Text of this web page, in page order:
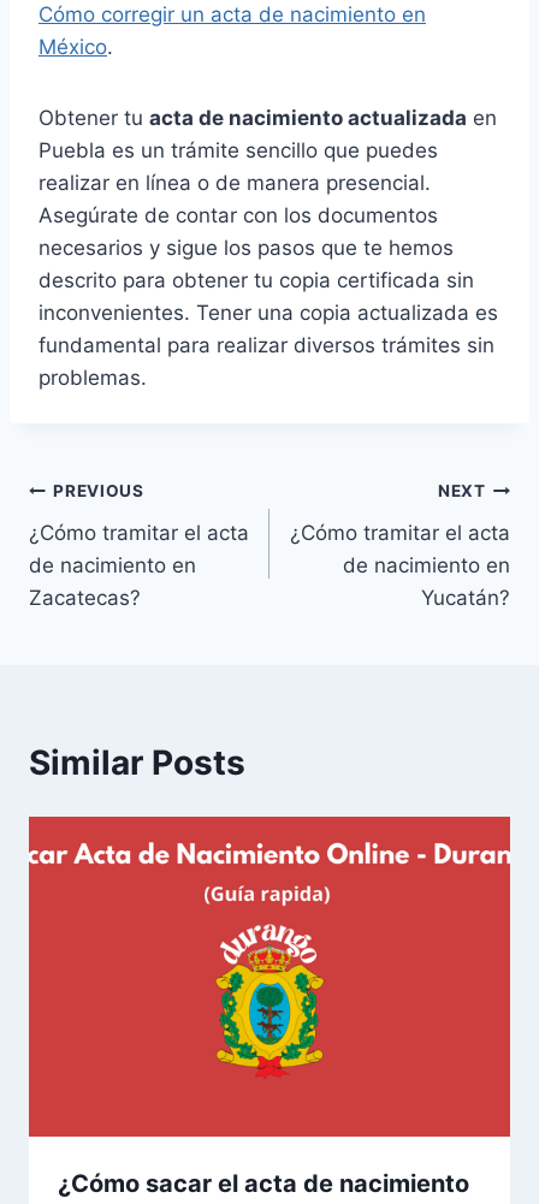
Cómo corregir un acta de nacimiento en
México.
Obtener tu acta de nacimiento actualizada en
Puebla es un trámite sencillo que puedes
realizar en línea o de manera presencial.
Asegúrate de contar con los documentos
necesarios y sigue los pasos que te hemos
descrito para obtener tu copia certificada sin
inconvenientes. Tener una copia actualizada es
fundamental para realizar diversos trámites sin
problemas.
Navegación
de
entradas
PREVIOUS
¿Cómo tramitar el acta
de nacimiento en
Zacatecas?
NEXT
¿Cómo tramitar el acta
de nacimiento en
Yucatán?
Similar Posts
¿Cómo sacar el acta de nacimiento